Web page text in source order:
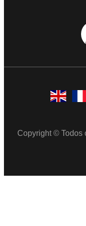
Copyright © Todos